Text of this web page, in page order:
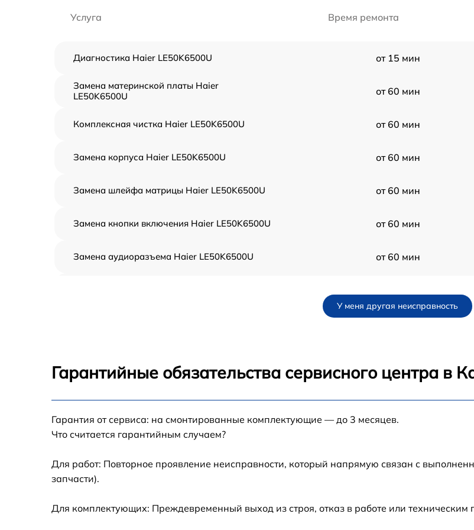
Услуга Время ремонта
Диагностика Haier LE50K6500U от 15 мин
Замена материнской платы Haier
LE50K6500U
от 60 мин
Комплексная чистка Haier LE50K6500U от 60 мин
Замена корпуса Haier LE50K6500U от 60 мин
Замена шлейфа матрицы Haier LE50K6500U от 60 мин
Замена кнопки включения Haier LE50K6500U от 60 мин
Замена аудиоразъема Haier LE50K6500U от 60 мин
Прошивка блока управления Haier
LE50K6500U
от 60 мин
У меня другая неисправность
Гарантийные обязательства сервисного центра в
Гарантия от сервиса: на смонтированные комплектующие — до 3 месяцев.
Что считается гарантийным случаем?
Для работ: Повторное проявление неисправности, который напрямую связан с
запчасти).
Для комплектующих: Преждевременный выход из строя, отказ в работе или